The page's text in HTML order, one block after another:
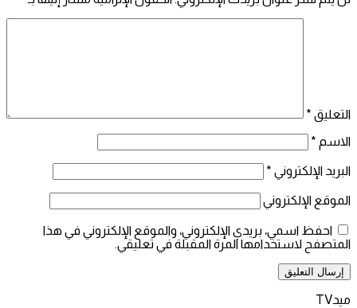
التعليق *
الاسم *
البريد الإلكتروني *
الموقع الإلكتروني
احفظ اسمي، بريدي الإلكتروني، والموقع الإلكتروني في هذا
المتصفح لاستخدامها المرة المقبلة في تعليقي.
ميدTV